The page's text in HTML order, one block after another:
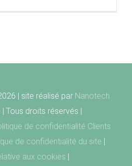
| site réalisé par Nanotech
| Tous droits réservés |
de confidentialité Clients
de confidentialité du site
aux cookies